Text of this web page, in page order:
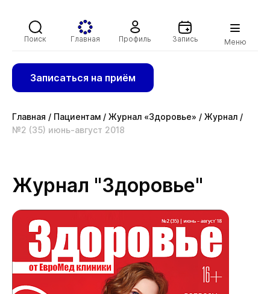
Поиск Главная Профиль Запись Меню
Записаться на приём
Главная / Пациентам / Журнал «Здоровье» / Журнал /
№2 (35) июнь-август 2018
Журнал "Здоровье"